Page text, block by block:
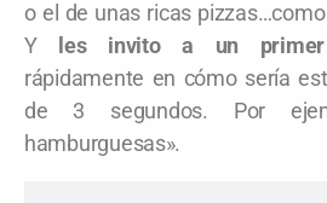
o el de unas ricas
Y les invito a un primer
rápidamente en cómo sería
de 3 segundos. Por
hamburguesas».